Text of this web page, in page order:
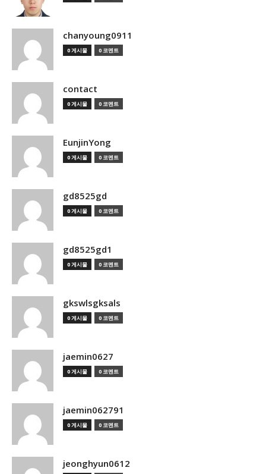
chanyoung0911
0 게시물 0 코멘트
contact
0 게시물 0 코멘트
EunjinYong
0 게시물 0 코멘트
gd8525gd
0 게시물 0 코멘트
gd8525gd1
0 게시물 0 코멘트
gkswlsgksals
0 게시물 0 코멘트
jaemin0627
0 게시물 0 코멘트
jaemin062791
0 게시물 0 코멘트
jeonghyun0612